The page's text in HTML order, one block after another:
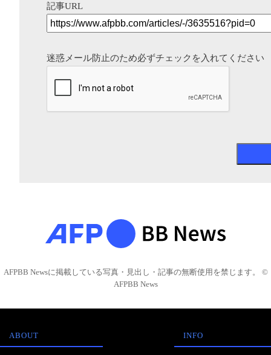
記事URL
迷惑メール防止のため必ずチェックを入れてください
AFPBB Newsに掲載している写真・見出し・記事の無断使用を禁じます。 ©
AFPBB News
ABOUT INFO